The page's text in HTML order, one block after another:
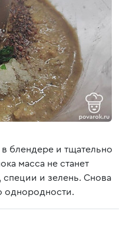
блендере и тщательно
масса не станет
и зелень. Снова
однородности.